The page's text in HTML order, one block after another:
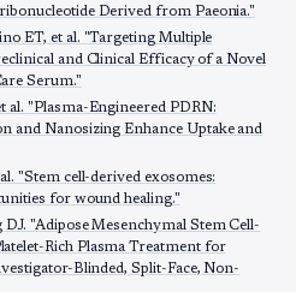
Derived from Paeonia."
ET, et al. "Targeting Multiple
and Clinical Efficacy of a Novel
Serum."
al. "Plasma-Engineered PDRN:
and Nanosizing Enhance Uptake and
"Stem cell-derived exosomes:
for wound healing."
"Adipose Mesenchymal Stem Cell-
Rich Plasma Treatment for
Blinded, Split-Face, Non-